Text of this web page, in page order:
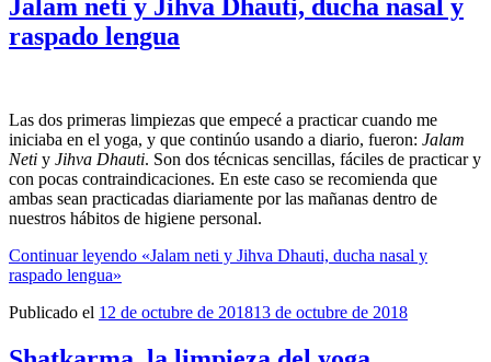
Jalam neti y Jihva Dhauti, ducha nasal y
raspado lengua
Las dos primeras limpiezas que empecé a practicar cuando me
iniciaba en el yoga, y que continúo usando a diario, fueron: Jalam
Neti y Jihva Dhauti. Son dos técnicas sencillas, fáciles de practicar y
con pocas contraindicaciones. En este caso se recomienda que
ambas sean practicadas diariamente por las mañanas dentro de
nuestros hábitos de higiene personal.
Continuar leyendo «Jalam neti y Jihva Dhauti, ducha nasal y
raspado lengua»
Publicado el 12 de octubre de 201813 de octubre de 2018